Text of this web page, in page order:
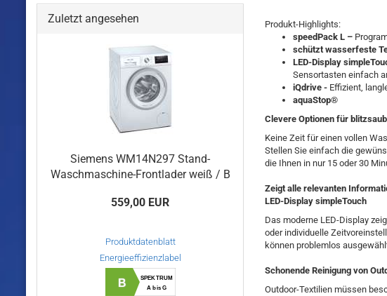
Produkt-Highlights:
speedPack L –
schützt wasserfeste
LED-Display
Sensortasten einfach
iQdrive - Effizient,
aquaStop®
Clevere Optionen für
Keine Zeit für einen vollen
Stellen Sie einfach die
die Ihnen in nur 15 oder 30
Zeigt alle relevanten
LED-Display simpleTouch
Das moderne LED-Display
oder individuelle
können problemlos
Schonende Reinigung von
Outdoor-Textilien müssen
Zuletzt angesehen
Siemens WM14N297 Stand-
Waschmaschine-Frontlader weiß / B
559,00 EUR
Produktdatenblatt
Energieeffizienzlabel
B
SPEKTRUM
A bis G